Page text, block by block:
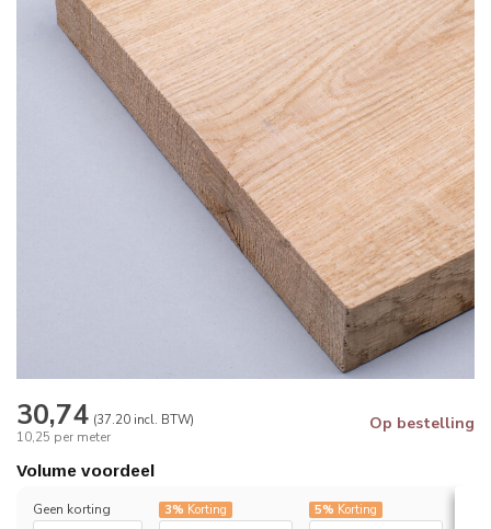
30,74 (37.20 incl. BTW)
10,25 per meter
Op bestelling
Volume voordeel
Geen korting 3% Korting 5% Korting